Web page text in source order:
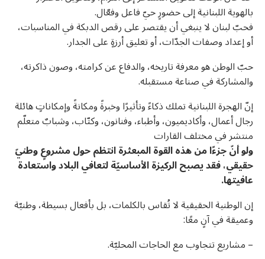
بالهوية اللبنانية إلى حضورٍ حيّ فاعل وفعّال.
فحبّ لبنان لا ينبغي أن يقتصر على رقص الدبكة في المناسبات،
أو إعداد وصفات الجدّات، أو تعليق أرزةٍ على الجدار.
حبّ الوطن هو معرفة تاريخه، والدفاع عن كرامته، وصون ذاكرته،
والمشاركة في صناعة مستقبله.
إنّ الهجرة اللبنانية تملك ذكاءً وتأثيرًا وخبرةً ومكانةً وإمكاناتٍ هائلة
رجال أعمال، وأكاديميون، وأطباء، وفنانون، وكتّاب، وشبابٌ متعلّم
منتشر في مختلف القارات
ولو أنّ جزءًا من هذه القوة المبعثرة انتظم حول مشروعٍ وطنيّ
حقيقي،فقد يصبح الركيزة الأساسيّة لتعافي البلادواستعادة
عافيتها.
إن الوطنية الحقيقية لا تُقاس بالكلمات، بل بأفعال بسيطة، وطنيّة
وعميقة في آنٍ معًا:
– مشاريع تتجاوب مع الحاجات المحليّة.